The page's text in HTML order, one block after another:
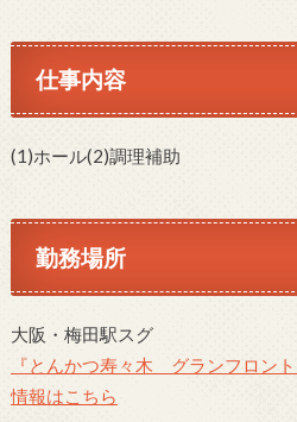
仕事内容
(1)ホール(2)調理補助
勤務場所
大阪・梅田駅スグ
『とんかつ寿々木 グランフロン
情報はこちら